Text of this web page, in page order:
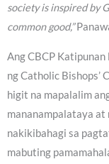
society is inspired by
common good,”
Ang CBCP
ng Catholic Bishops’
higit na mapalalim
mananampalataya at
nakikibahagi sa
mabuting